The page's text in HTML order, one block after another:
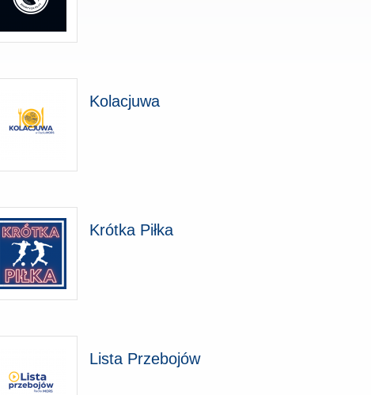
Kolacjuwa
Krótka Piłka
Lista Przebojów